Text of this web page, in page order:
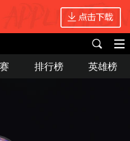
排行榜 英雄榜